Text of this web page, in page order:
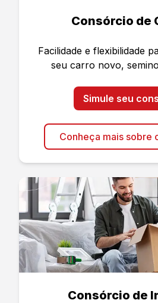
Consórcio de
Facilidade e flexibilidade
seu carro novo,
Simule seu
Conheça mais sobre
Consórcio de